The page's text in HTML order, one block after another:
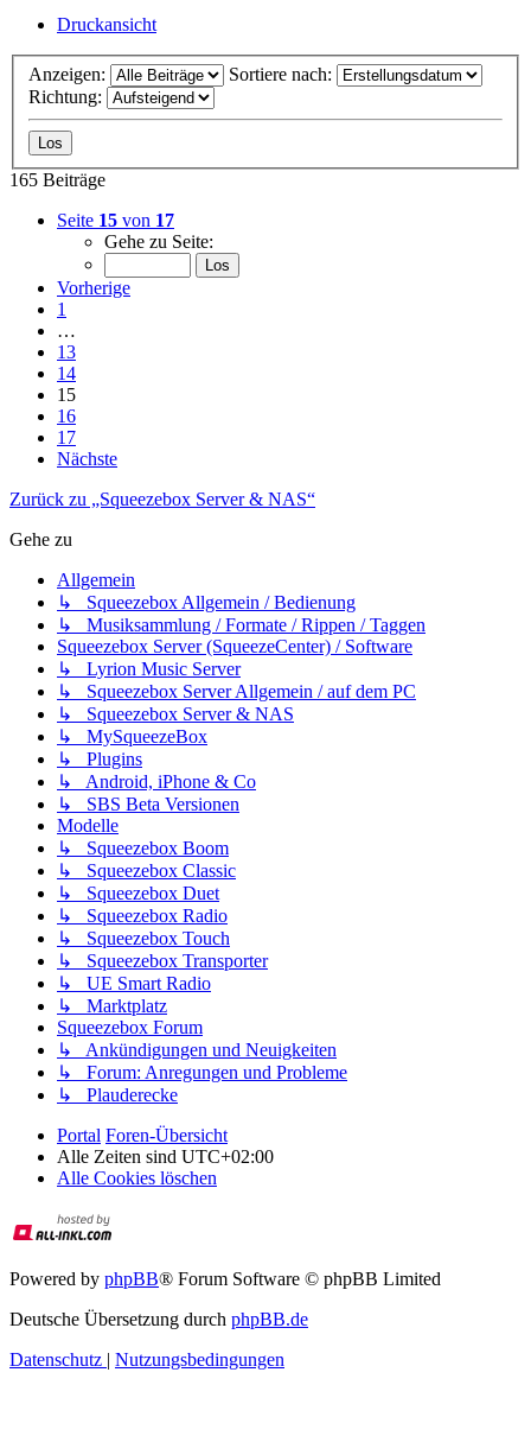
Druckansicht
Anzeigen:
Sortiere nach:
Richtung:
165 Beiträge
Seite 15 von 17
Gehe zu Seite:
Vorherige
1
…
13
14
15
16
17
Nächste
Zurück zu „Squeezebox Server & NAS“
Gehe zu
Allgemein
↳ Squeezebox Allgemein / Bedienung
↳ Musiksammlung / Formate / Rippen / Taggen
Squeezebox Server (SqueezeCenter) / Software
↳ Lyrion Music Server
↳ Squeezebox Server Allgemein / auf dem PC
↳ Squeezebox Server & NAS
↳ MySqueezeBox
↳ Plugins
↳ Android, iPhone & Co
↳ SBS Beta Versionen
Modelle
↳ Squeezebox Boom
↳ Squeezebox Classic
↳ Squeezebox Duet
↳ Squeezebox Radio
↳ Squeezebox Touch
↳ Squeezebox Transporter
↳ UE Smart Radio
↳ Marktplatz
Squeezebox Forum
↳ Ankündigungen und Neuigkeiten
↳ Forum: Anregungen und Probleme
↳ Plauderecke
Portal Foren-Übersicht
Alle Zeiten sind UTC+02:00
Alle Cookies löschen
Powered by phpBB® Forum Software © phpBB Limited
Deutsche Übersetzung durch phpBB.de
Datenschutz | Nutzungsbedingungen